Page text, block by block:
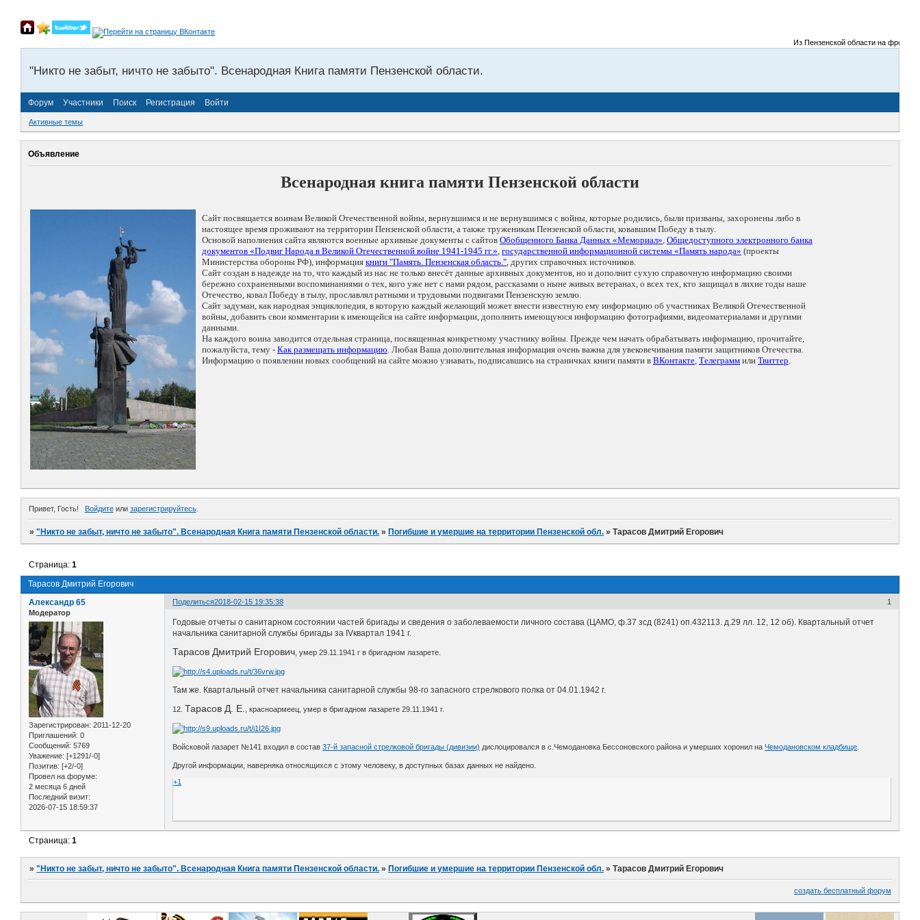
Из Пензенской области на фронты
"Никто не забыт, ничто не забыто". Всенародная Книга памяти Пензенской области.
Форум Участники Поиск Регистрация Войти
Активные темы
Объявление
Всенародная книга памяти Пензенской области
Сайт посвящается воинам Великой Отечественной войны, вернувшимся и не вернувшимся с войны, которые родились, были призваны, захоронены либо в
настоящее время проживают на территории Пензенской области, а также труженикам Пензенской области, ковавшим Победу в тылу.
Основой наполнения сайта являются военные архивные документы с сайтов Обобщенного Банка Данных «Мемориал», Общедоступного электронного банка
документов «Подвиг Народа в Великой Отечественной войне 1941-1945 гг.», государственной информационной системы «Память народа» (проекты
Министерства обороны РФ), информация книги "Память. Пензенская область.", других справочных источников.
Сайт создан в надежде на то, что каждый из нас не только внесёт данные архивных документов, но и дополнит сухую справочную информацию своими
бережно сохраненными воспоминаниями о тех, кого уже нет с нами рядом, рассказами о ныне живых ветеранах, о всех тех, кто защищал в лихие годы наше
Отечество, ковал Победу в тылу, прославлял ратными и трудовыми подвигами Пензенскую землю.
Сайт задуман, как народная энциклопедия, в которую каждый желающий может внести известную ему информацию об участниках Великой Отечественной
войны, добавить свои комментарии к имеющейся на сайте информации, дополнить имеющуюся информацию фотографиями, видеоматериалами и другими
данными.
На каждого воина заводится отдельная страница, посвященная конкретному участнику войны. Прежде чем начать обрабатывать информацию, прочитайте,
пожалуйста, тему - Как размещать информацию. Любая Ваша дополнительная информация очень важна для увековечивания памяти защитников Отечества.
Информацию о появлении новых сообщений на сайте можно узнавать, подписавшись на страничках книги памяти в ВКонтакте, Телеграмм или Твиттер.
Привет, Гость! Войдитеили зарегистрируйтесь.
»"Никто не забыт, ничто не забыто". Всенародная Книга памяти Пензенской области. » Погибшие и умершие на территории Пензенской обл. »Тарасов Дмитрий Егорович
Тарасов Дмитрий Егорович
Страница:1
Поделиться 1
2018-02-15 19:35:38
Александр 65
Модератор
Зарегистрирован: 2011-12-20
Приглашений: 0
Сообщений: 5769
Уважение: [+1291/-0]
Позитив: [+2/-0]
Провел на форуме:
2 месяца 6 дней
Последний визит:
2026-07-15 18:59:37
Годовые отчеты о санитарном состоянии частей бригады и сведения о заболеваемости личного состава (ЦАМО, ф.37 зсд (8241) оп.432113. д.29 лл. 12, 12 об). Квартальный отчет
начальника санитарной службы бригады за IVквартал 1941 г.
Тарасов Дмитрий Егорович , умер 29.11.1941 г в бригадном лазарете.
Там же. Квартальный отчет начальника санитарной службы 98-го запасного стрелкового полка от 04.01.1942 г.
12. Тарасов Д. Е. , красноармеец, умер в бригадном лазарете 29.11.1941 г.
Войсковой лазарет №141 входил в состав37-й запасной стрелковой бригады (дивизии) дислоцировался в с.Чемодановка Бессоновского района и умерших хоронил наЧемодановском кладбище
Другой информации, наверняка относящихся с этому человеку, в доступных базах данных не найдено.
+1
Страница:1
»"Никто не забыт, ничто не забыто". Всенародная Книга памяти Пензенской области. » Погибшие и умершие на территории Пензенской обл. »Тарасов Дмитрий Егорович
создать бесплатный форум